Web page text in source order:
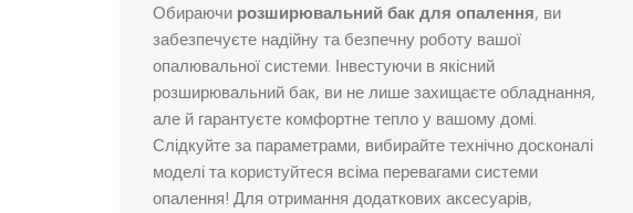
Обираючи розширювальний бак для опалення, ви
забезпечуєте надійну та безпечну роботу вашої
опалювальної системи. Інвестуючи в якісний
розширювальний бак, ви не лише захищаєте обладнання,
але й гарантуєте комфортне тепло у вашому домі.
Слідкуйте за параметрами, вибирайте технічно досконалі
моделі та користуйтеся всіма перевагами системи
опалення! Для отримання додаткових аксесуарів,